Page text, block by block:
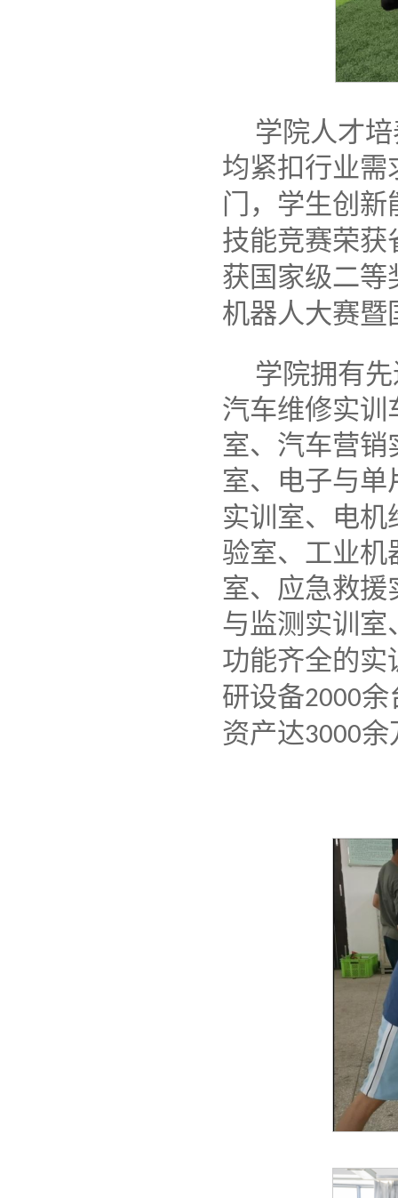
学院人才
均紧扣行业需
门，学生创
技能竞赛荣获
获国家级二等
机器人大赛暨
学院拥有
汽车维修实训
室、汽车营
室、电子与
实训室、电
验室、工业机
室、应急救
与监测实训室
功能齐全的实
研设备2000余
资产达3000余